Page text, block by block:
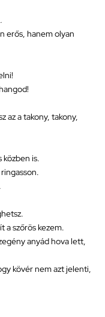
erős, hanem olyan
az a takony, takony,
közben is.
a szőrös kezem.
anyád hova lett,
kövér nem azt jelenti,